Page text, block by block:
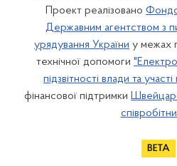
Проект реалізовано
Державним агентством з
урядування України у межах
технічної допомоги
підзвітності влади та
фінансової підтримки